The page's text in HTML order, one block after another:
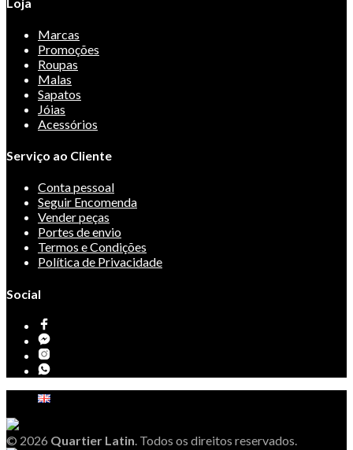
Marcas
Promoções
Roupas
Malas
Sapatos
Jóias
Acessórios
Serviço ao Cliente
Conta pessoal
Seguir Encomenda
Vender peças
Portes de envio
Termos e Condições
Política de Privacidade
Social
© 2026 Quartier Latin. Todos os direitos reservados.